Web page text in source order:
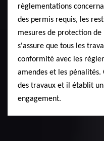
règlementations
des permis requis, les
mesures de protection
s'assure que tous les
conformité avec les
amendes et les pénalités.
des travaux et il établit
engagement.